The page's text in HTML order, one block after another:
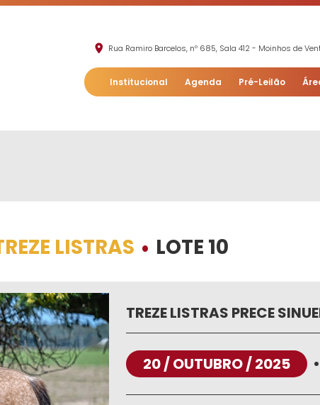
Rua Ramiro Barcelos, nº 685, Sala 412 - Moinhos de
Institucional Agenda Pré-Leilão
LISTRAS • LOTE 10
TREZE LISTRAS PRECE
20 / OUTUBRO / 2025 •